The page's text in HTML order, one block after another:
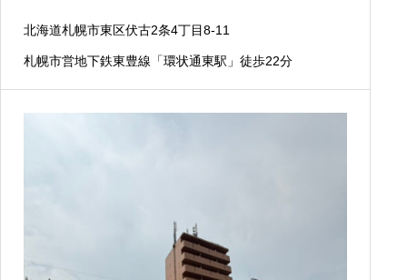
北海道札幌市東区伏古2条4丁目8-11
札幌市営地下鉄東豊線「環状通東駅」徒歩22分